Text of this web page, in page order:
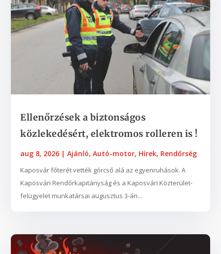
Ellenőrzések a biztonságos
közlekedésért, elektromos rolleren is !
aug 8, 2026 |Ajánló,Autó-motor, Hírek, Rendőrség
Kaposvár főterét vették górcső alá az egyenruhások. A
Kaposvári Rendőrkapitányság és a Kaposvári Közterület-
felügyelet munkatársai augusztus 3-án...